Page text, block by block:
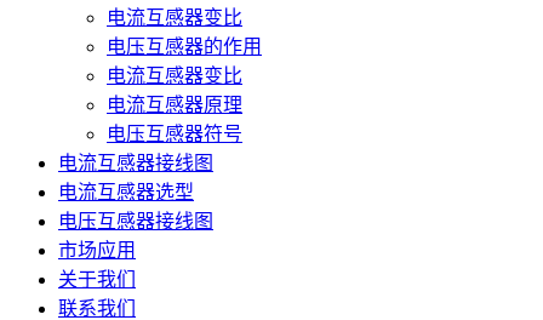
电流互感器变比
电压互感器的作用
电流互感器变比
电流互感器原理
电压互感器符号
电流互感器接线图
电流互感器选型
电压互感器接线图
市场应用
关于我们
联系我们